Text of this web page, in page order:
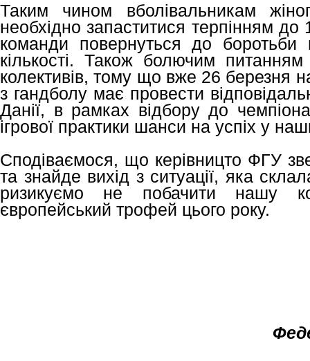
Таким чином вболівальникам
необхідно запаститися терпінням до
команди повернуться до боротьби
кількості. Також болючим питанням
колективів, тому що вже 26 березня
з гандболу має провести
Данії, в рамках відбору до
ігрової практики шанси на успіх у
Сподіваємося, що керівницто ФГУ
та знайде вихід з ситуації, яка
ризикуємо не побачити нашу
європейський трофей цього року.